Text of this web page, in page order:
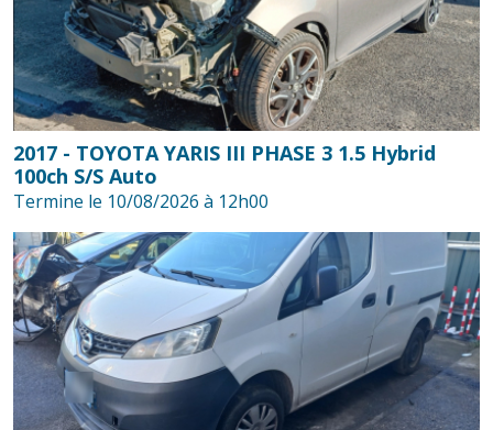
2017 - TOYOTA YARIS III PHASE 3 1.5 Hybrid
100ch S/S Auto
Termine le 10/08/2026 à 12h00